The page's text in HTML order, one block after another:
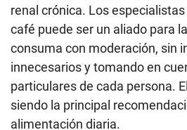
renal crónica. Los especialistas
café puede ser un aliado para
consuma con moderación, sin
innecesarios y tomando en
particulares de cada persona.
siendo la principal
alimentación diaria.